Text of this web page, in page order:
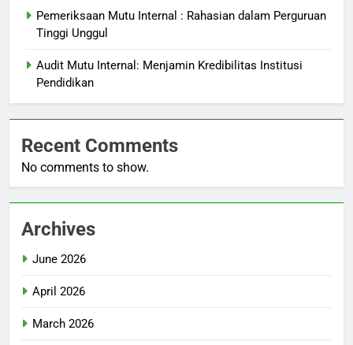
Pemeriksaan Mutu Internal : Rahasian dalam Perguruan
Tinggi Unggul
Audit Mutu Internal: Menjamin Kredibilitas Institusi
Pendidikan
Recent Comments
No comments to show.
Archives
June 2026
April 2026
March 2026